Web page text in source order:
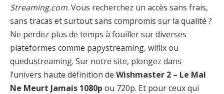
Streaming.com. Vous recherchez un accès sans frais,
sans tracas et surtout sans compromis sur la qualité ?
Ne perdez plus de temps à fouiller sur diverses
plateformes comme papystreaming, wiflix ou
quedustreaming. Sur notre site, plongez dans
l’univers haute définition de Wishmaster 2 – Le Mal
Ne Meurt Jamais 1080p ou 720p. Et pour ceux qui